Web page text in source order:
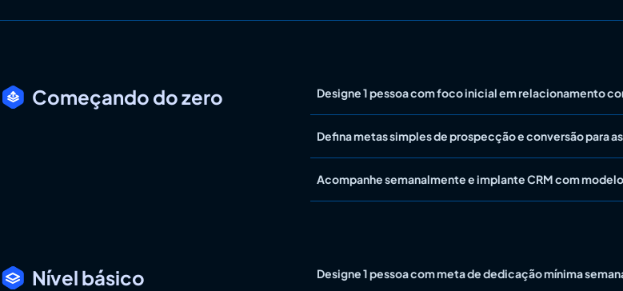
Começando do zero Designe 1 pessoa com foco inicial em relacionamento
Defina metas simples de prospecção e conversão para
Acompanhe semanalmente e implante CRM com
Nível básico Designe 1 pessoa com meta de dedicação mínima